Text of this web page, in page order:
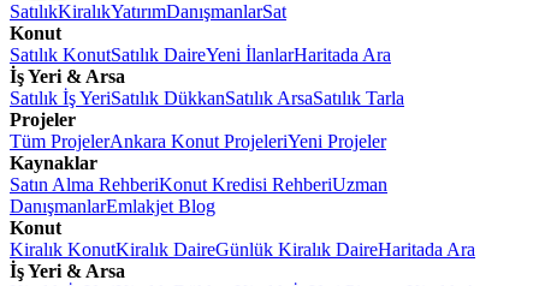
SatılıkKiralıkYatırımDanışmanlarSat
Konut
Satılık KonutSatılık DaireYeni İlanlarHaritada Ara
İş Yeri & Arsa
Satılık İş YeriSatılık DükkanSatılık ArsaSatılık Tarla
Projeler
Tüm ProjelerAnkara Konut ProjeleriYeni Projeler
Kaynaklar
Satın Alma RehberiKonut Kredisi RehberiUzman
DanışmanlarEmlakjet Blog
Konut
Kiralık KonutKiralık DaireGünlük Kiralık DaireHaritada Ara
İş Yeri & Arsa